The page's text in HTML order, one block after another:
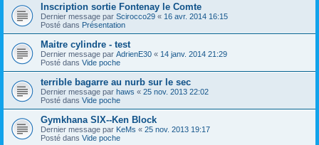
Inscription sortie Fontenay le Comte
Dernier message par Scirocco29 « 16 avr. 2014 16:15
Posté dans Présentation
Maitre cylindre - test
Dernier message par AdrienE30 « 14 janv. 2014 21:29
Posté dans Vide poche
terrible bagarre au nurb sur le sec
Dernier message par haws « 25 nov. 2013 22:02
Posté dans Vide poche
Gymkhana SIX--Ken Block
Dernier message par KeMs « 25 nov. 2013 19:17
Posté dans Vide poche